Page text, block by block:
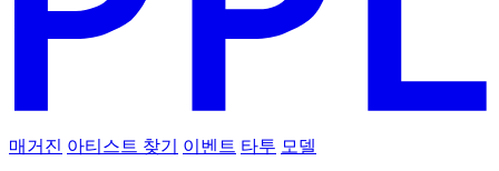
매거진 아티스트 찾기 이벤트 타투 모델